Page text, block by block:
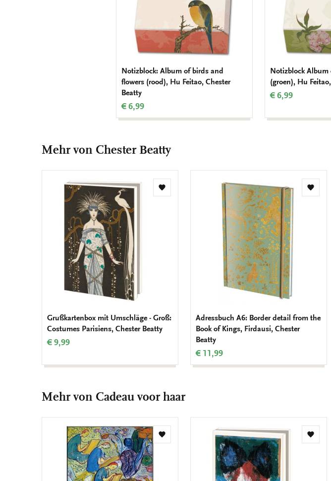
Notizblock: Album of birds and
flowers (rood), Hu Feitao, Chester
Beatty
€ 6,99
Notizblock Album
(groen), Hu
€ 6,99
Mehr von Chester Beatty
Zur
Grußkartenbox mit Umschläge - Groß:
Costumes Parisiens, Chester Beatty
€ 9,99
Zur
Adressbuch A6: Border detail from the
Book of Kings, Firdausi, Chester
Beatty
€ 11,99
Mehr von Cadeau voor haar
Zur
Zur